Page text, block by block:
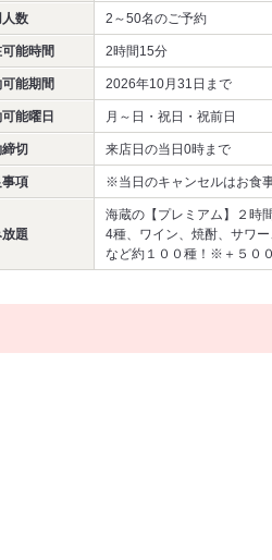
数 2～50名のご予約
能時間 2時間15分
能期間 2026年10月31日まで
能曜日 月～日・祝日・祝前日
切 来店日の当日0時まで
項 ※当日のキャンセルはお食
題
海蔵の【プレミアム】２時
4種、ワイン、焼酎、サワ
など約１００種！※＋５０